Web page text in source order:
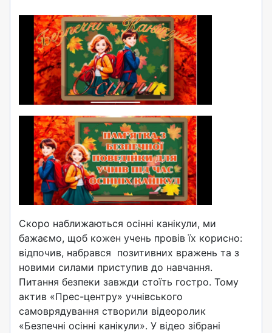
Скоро наближаються осінні канікули, ми
бажаємо, щоб кожен учень провів їх корисно:
відпочив, набрався позитивних вражень та з
новими силами приступив до навчання.
Питання безпеки завжди стоїть гостро. Тому
актив «Прес-центру» учнівського
самоврядування створили відеоролик
«Безпечні осінні канікули». У відео зібрані